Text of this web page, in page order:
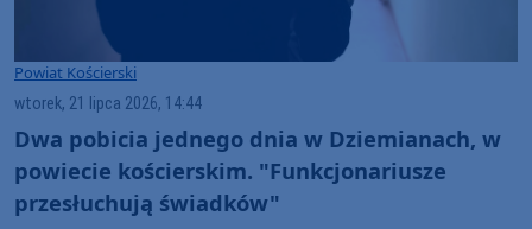
Powiat Kościerski
wtorek, 21 lipca 2026, 14:44
Dwa pobicia jednego dnia w Dziemianach, w
powiecie kościerskim. "Funkcjonariusze
przesłuchują świadków"